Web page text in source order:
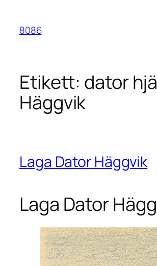
innehåll
8086
Etikett: dator
Häggvik
Laga Dator Häggvik
Laga Dator